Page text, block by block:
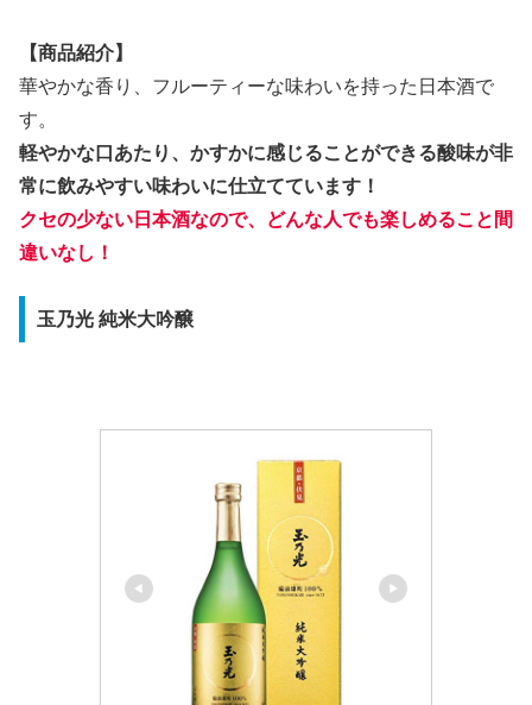
【商品紹介】
華やかな香り、フルーティーな味わいを持った日本酒で
す。
軽やかな口あたり、かすかに感じることができる酸味が非
常に飲みやすい味わいに仕立てています！
クセの少ない日本酒なので、どんな人でも楽しめること間
違いなし！
玉乃光 純米大吟醸